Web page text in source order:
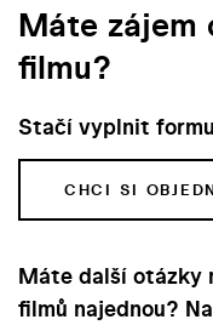
Máte zájem
filmu?
Stačí vyplnit
CHCI SI
Máte další otázky
filmů najednou?